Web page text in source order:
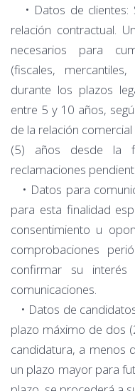
• Datos de clientes:
relación contractual.
necesarios para
(fiscales,
durante los plazos
entre 5 y 10 años,
de la relación
(5) años desde la
reclamaciones
• Datos para
para esta finalidad
consentimiento u
comprobaciones
confirmar su interés
comunicaciones.
• Datos de
plazo máximo de dos
candidatura, a menos
un plazo mayor para